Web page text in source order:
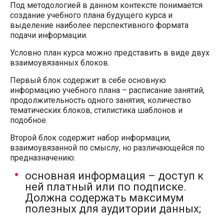
Под методологией в данном контексте понимается
создание учебного плана будущего курса и
выделение наиболее перспективного формата
подачи информации.
Условно план курса можно представить в виде двух
взаимоувязанных блоков.
Первый блок содержит в себе основную
информацию учебного плана – расписание занятий,
продолжительность одного занятия, количество
тематических блоков, стилистика шаблонов и
подобное.
Второй блок содержит набор информации,
взаимоувязанной по смыслу, но различающейся по
предназначению:
основная информация – доступ к
ней платный или по подписке.
Должна содержать максимум
полезных для аудитории данных;